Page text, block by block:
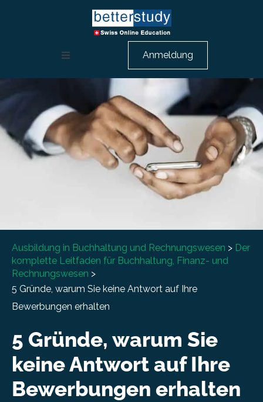
Weiterbildung Rechnungswesen
HR Ausbildung
Berufsbeschreibungen
Anmeldung
Ausbildung in Buchhaltung und Rechnungswesen > Der
komplette Leitfaden für Buchhaltung, Finanz- und
Rechnungswesen >
5 Gründe, warum Sie keine Antwort auf Ihre
Bewerbungen erhalten
5 Gründe, warum Sie
keine Antwort auf Ihre
Bewerbungen erhalten